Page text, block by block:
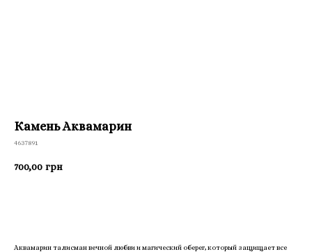
Камень Аквамарин
4637891
700,00 грн
Аквамарин талисман вечной любви и магический оберег, который защищает все